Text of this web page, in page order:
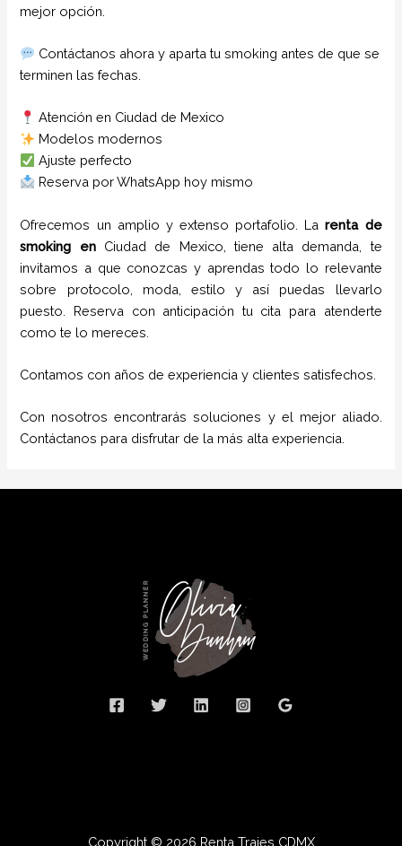
mejor opción.
Contáctanos ahora y aparta tu smoking antes de que se
terminen las fechas.
Atención en Ciudad de Mexico
Modelos modernos
Ajuste perfecto
Reserva por WhatsApp hoy mismo
Ofrecemos un amplio y extenso portafolio. Larenta de
smoking
en Ciudad de Mexico , tiene alta demanda, te
invitamos a que conozcas y aprendas todo lo relevante
sobre protocolo, moda, estilo y así puedas llevarlo
puesto. Reserva con anticipación tu cita para atenderte
como te lo mereces.
Contamos con años de experiencia y clientes satisfechos.
Con nosotros encontrarás soluciones y el mejor aliado.
Contáctanos para disfrutar de la más alta experiencia.
Copyright © 2026 Renta Trajes CDMX